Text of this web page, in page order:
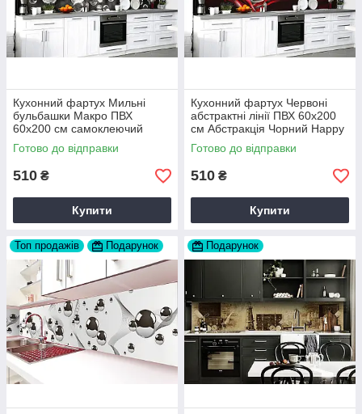
Кухонний фартух Мильні
бульбашки Макро ПВХ
60х200 см самоклеючий
вініловий Текстура Сірий
Happy Pocket Z183363
Готово до відправки
510 ₴
Купити
Кухонний фартух Червоні
абстрактні лінії ПВХ 60х200
см Абстракція Чорний Happy
Pocket Z184164
Готово до відправки
510 ₴
Купити
Топ продажів Подарунок Подарунок